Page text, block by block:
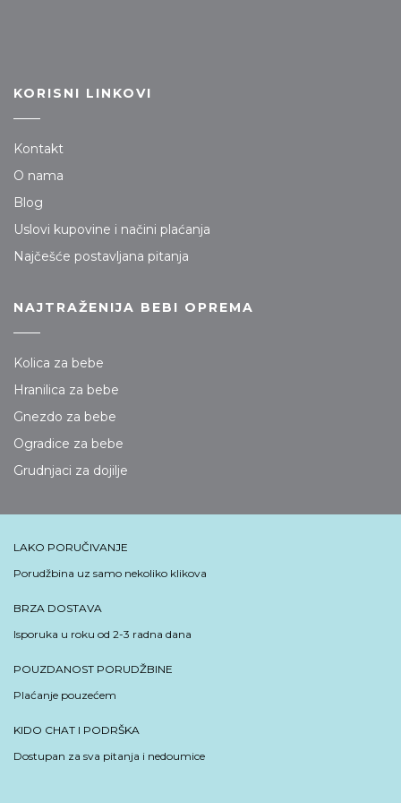
KORISNI LINKOVI
Kontakt
O nama
Blog
Uslovi kupovine i načini plaćanja
Najčešće postavljana pitanja
NAJTRAŽENIJA BEBI OPREMA
Kolica za bebe
Hranilica za bebe
Gnezdo za bebe
Ogradice za bebe
Grudnjaci za dojilje
LAKO PORUČIVANJE
Porudžbina uz samo nekoliko klikova
BRZA DOSTAVA
Isporuka u roku od 2-3 radna dana
POUZDANOST PORUDŽBINE
Plaćanje pouzećem
KIDO CHAT I PODRŠKA
Dostupan za sva pitanja i nedoumice